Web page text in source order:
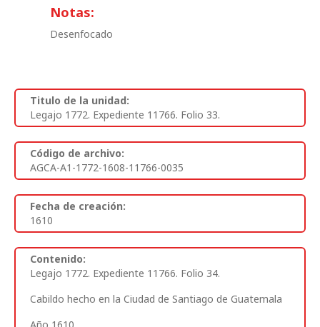
Notas:
Desenfocado
Titulo de la unidad:
Legajo 1772. Expediente 11766. Folio 33.
Código de archivo:
AGCA-A1-1772-1608-11766-0035
Fecha de creación:
1610
Contenido:
Legajo 1772. Expediente 11766. Folio 34.
Cabildo hecho en la Ciudad de Santiago de Guatemala